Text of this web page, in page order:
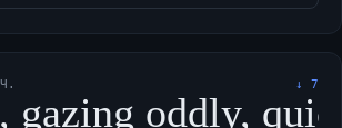
↓ 7
gazing oddly,